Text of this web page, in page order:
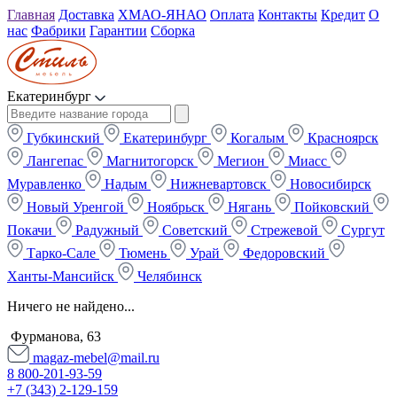
Главная Доставка ХМАО-ЯНАО Оплата Контакты Кредит О
нас Фабрики Гарантии Сборка
Екатеринбург
Губкинский Екатеринбург Когалым
Красноярск
Лангепас
Магнитогорск Мегион
Миасс
Муравленко
Надым Нижневартовск
Новосибирск
Новый Уренгой
Ноябрьск Нягань
Пойковский
Покачи
Радужный Советский Стрежевой
Сургут
Тарко-Сале
Тюмень Урай
Федоровский
Ханты-Мансийск
Челябинск
Ничего не найдено...
Фурманова, 63
magaz-mebel@mail.ru
8 800-201-93-59
+7 (343) 2-129-159